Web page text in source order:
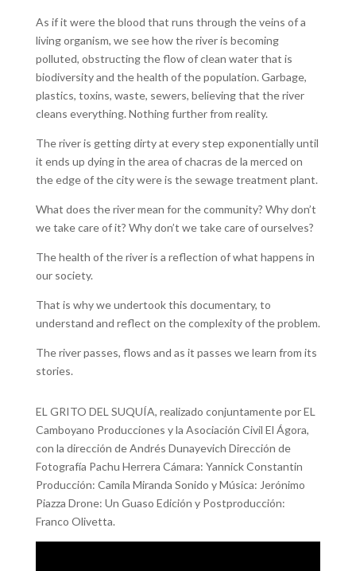
As if it were the blood that runs through the veins of a
living organism, we see how the river is becoming
polluted, obstructing the flow of clean water that is
biodiversity and the health of the population. Garbage,
plastics, toxins, waste, sewers, believing that the river
cleans everything. Nothing further from reality.
The river is getting dirty at every step exponentially until
it ends up dying in the area of chacras de la merced on
the edge of the city were is the sewage treatment plant.
What does the river mean for the community? Why don’t
we take care of it? Why don’t we take care of ourselves?
The health of the river is a reflection of what happens in
our society.
That is why we undertook this documentary, to
understand and reflect on the complexity of the problem.
The river passes, flows and as it passes we learn from its
stories.
EL GRITO DEL SUQUÍA, realizado conjuntamente por EL
Camboyano Producciones y la Asociación Civil El Ágora,
con la dirección de Andrés Dunayevich Dirección de
Fotografía Pachu Herrera Cámara: Yannick Constantin
Producción: Camila Miranda Sonido y Música: Jerónimo
Piazza Drone: Un Guaso Edición y Postproducción:
Franco Olivetta.